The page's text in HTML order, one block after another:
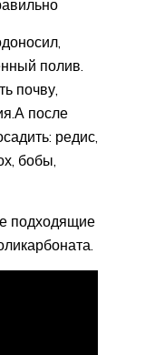
полив.
почву,
после
редис,
бобы,
подходящие